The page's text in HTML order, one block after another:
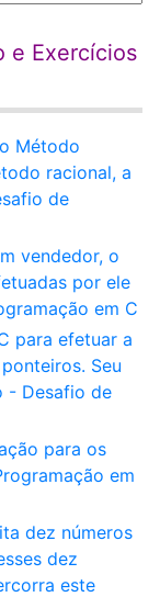
e Exercícios
Método
racional, a
de
vendedor, o
por ele
em C
para efetuar a
Seu
- Desafio de
para os
em
dez números
dez
este